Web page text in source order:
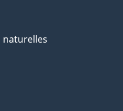
naturelles